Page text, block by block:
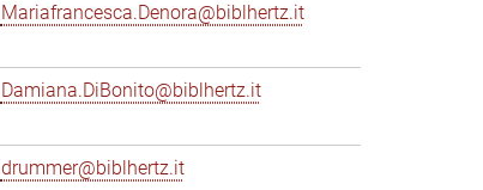
Mariafrancesca.Denora@biblhertz.it
Damiana.DiBonito@biblhertz.it
drummer@biblhertz.it